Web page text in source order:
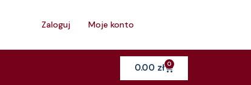
Zaloguj Moje konto
0.00 zł 0Cart